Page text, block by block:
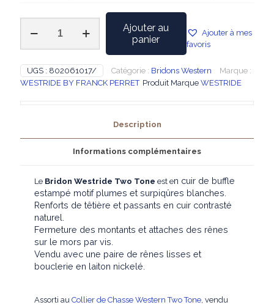
Bridon
Western
Ajouter au
panier
Ajouter à mes
favoris
UGS : 802061017/ Catégorie : Bridons Western
Marque :
WESTRIDE BY FRANCK PERRET Produit Marque WESTRIDE
Description
Informations complémentaires
Le Bridon Westride Two Toneest en cuir de buffle
estampé motif plumes et surpiqûres blanches.
Renforts de têtière et passants en cuir contrasté
naturel.
Fermeture des montants et attaches des rênes
sur le mors par vis.
Vendu avec une paire de rênes lisses et
bouclerie en laiton nickelé.
Assorti auCollier de Chasse Western Two Tone, vendu